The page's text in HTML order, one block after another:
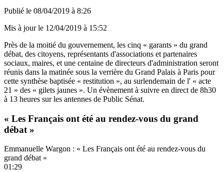
Publié le 08/04/2019 à 8:26
Mis à jour le 12/04/2019 à 15:52
Près de la moitié du gouvernement, les cinq « garants » du grand
débat, des citoyens, représentants d'associations et partenaires
sociaux, maires, et une centaine de directeurs d'administration seront
réunis dans la matinée sous la verrière du Grand Palais à Paris pour
cette synthèse baptisée « restitution », au surlendemain de l' « acte
21 » des « gilets jaunes ». Un évènement à suivre en direct de 8h30
à 13 heures sur les antennes de Public Sénat.
« Les Français ont été au rendez-vous du grand
débat »
Emmanuelle Wargon : « Les Français ont été au rendez-vous du
grand débat »
01:29